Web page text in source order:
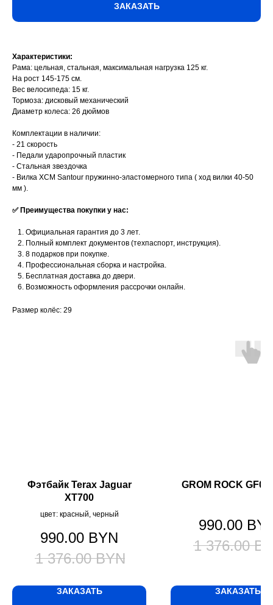
ЗАКАЗАТЬ
Характеристики:
Рама: цельная, стальная, максимальная нагрузка 125 кг.
На рост 145-175 см.
Вес велосипеда: 15 кг.
Тормоза: дисковый механический
Диаметр колеса: 26 дюймов
Комплектации в наличии:
- 21 скорость
- Педали ударопрочный пластик
- Стальная звездочка
- Вилка XCM Santour пружинно-эластомерного типа ( ход вилки 40-50
мм ).
✅ Преимущества покупки у нас:
Официальная гарантия до 3 лет.
Полный комплект документов (техпаспорт, инструкция).
8 подарков при покупке.
Профессиональная сборка и настройка.
Бесплатная доставка до двери.
Возможность оформления рассрочки онлайн.
Размер колёс: 29
Фэтбайк Terax Jaguar
XT700
цвет: красный, черный
990.00 BYN
1 376.00 BYN
ЗАКАЗАТЬ
GROM ROCK
990.00
1 376.00
ЗАКАЗАТЬ